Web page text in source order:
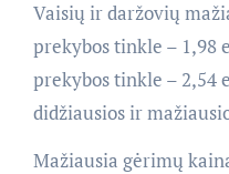
Vaisių ir daržovių
prekybos tinkle – 1,98
prekybos tinkle – 2,54
didžiausios ir
Mažiausia gėrimų